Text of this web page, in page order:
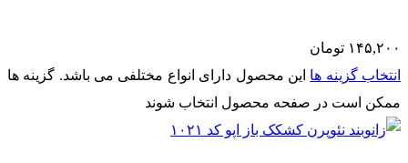
۱۴۵,۲۰۰ تومان
انتخاب گزینه ها این محصول دارای انواع مختلفی می باشد. گزینه ها
ممکن است در صفحه محصول انتخاب شوند